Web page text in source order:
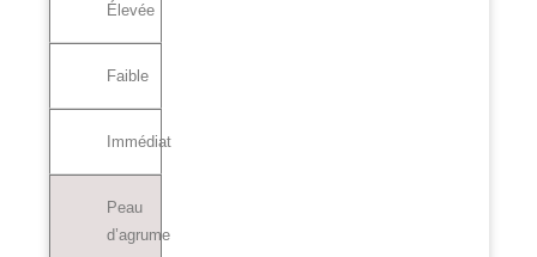
Élevée
Faible
Immédiat
Peau
d’agrume